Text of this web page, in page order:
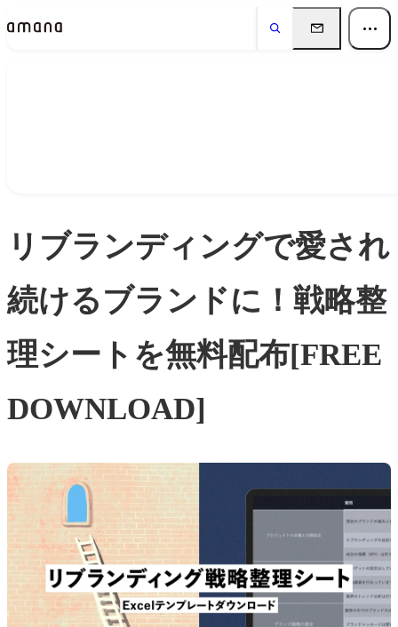
リブランディングで愛され
続けるブランドに！戦略整
理シートを無料配布[FREE
DOWNLOAD]